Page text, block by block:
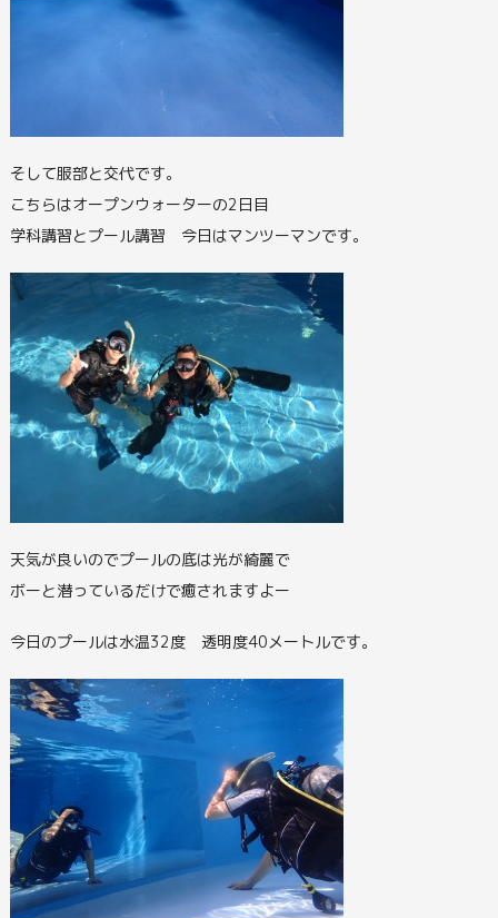
そして服部と交代です。
こちらはオープンウォーターの2日目
学科講習とプール講習 今日はマンツーマンです。
天気が良いのでプールの底は光が綺麗で
ボーと潜っているだけで癒されますよー
今日のプールは水温32度 透明度40メートルです。